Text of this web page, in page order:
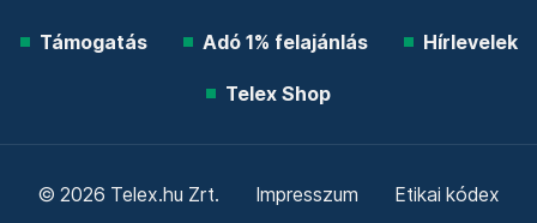
Támogatás Adó 1% felajánlás Hírlevelek
Telex Shop
© 2026 Telex.hu Zrt. Impresszum Etikai kódex